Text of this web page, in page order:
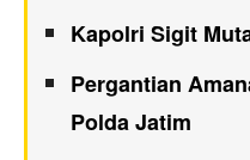
Kapolri Sigit
Pergantian
Polda Jatim